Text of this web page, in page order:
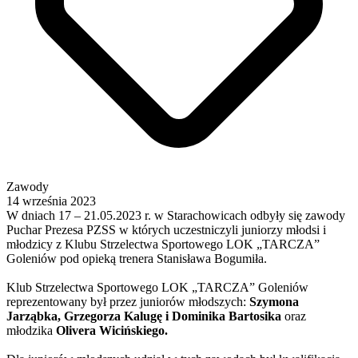
Zawody
14 września 2023
W dniach 17 – 21.05.2023 r. w Starachowicach odbyły się zawody
Puchar Prezesa PZSS w których uczestniczyli juniorzy młodsi i
młodzicy z Klubu Strzelectwa Sportowego LOK „TARCZA”
Goleniów pod opieką trenera Stanisława Bogumiła.
Klub Strzelectwa Sportowego LOK „TARCZA” Goleniów
reprezentowany był przez juniorów młodszych: Szymona
Jarząbka, Grzegorza Kalugę i Dominika Bartosika oraz
młodzika Olivera Wicińskiego.